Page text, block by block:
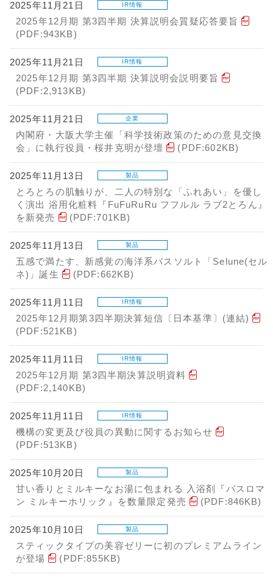
2025年11月21日 IR情報
2025年12月期 第3四半期 決算説明会質疑応答要旨
(PDF:943KB)
2025年11月21日 IR情報
2025年12月期 第3四半期 決算説明会説明要旨
(PDF:2,913KB)
2025年11月21日 企業
内閣府・大阪大学主催「科学技術政策のための意見交換
会」に執行役員・桜井克明が登壇
(PDF:602KB)
2025年11月13日 製品
とろとろの肌触りが、二人の特別な「ふれあい」を優し
く演出 浴用化粧料『FuFuRuRu フフルル ラブ2とろん』
を新発売
(PDF:701KB)
2025年11月13日 製品
五感で満たす、新感覚の海洋系バスソルト「Selune(セル
ネ)」誕生
(PDF:662KB)
2025年11月11日 IR情報
2025年12月期第3四半期決算短信〔日本基準〕(連結)
(PDF:521KB)
2025年11月11日 IR情報
2025年12月期 第3四半期決算説明資料
(PDF:2,140KB)
2025年11月11日 IR情報
機構の変更及び役員の異動に関するお知らせ
(PDF:513KB)
2025年10月20日 製品
甘い香りとミルキーなお湯に包まれる 入浴剤『バスロマ
ン ミルキーホリック』を数量限定発売
(PDF:846KB)
2025年10月10日 製品
スティックタイプの美容ゼリーに初のプレミアムライン
が登場
(PDF:855KB)